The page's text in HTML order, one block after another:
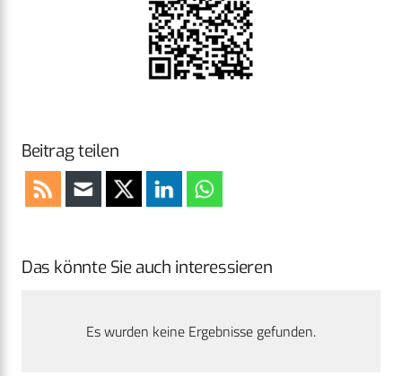
Beitrag teilen
Das könnte Sie auch interessieren
Es wurden keine Ergebnisse gefunden.